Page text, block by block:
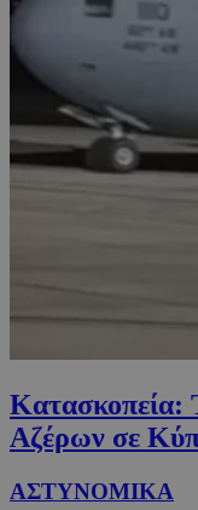
Κατασκοπεία:
Αζέρων σε
ΑΣΤΥΝΟΜΙΚΑ